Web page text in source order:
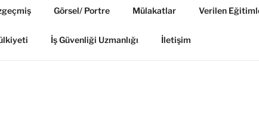
Görsel/ Portre Mülakatlar Verilen
İş Güvenliği Uzmanlığı İletişim